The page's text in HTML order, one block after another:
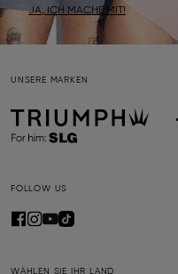
JA, ICH MACHE MIT!
UNSERE MARKEN
FOLLOW US
WÄHLEN SIE IHR LAND